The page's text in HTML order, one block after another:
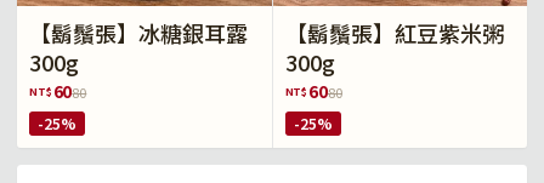
【鬍鬚張】冰糖銀耳露
300g
NT$ 6080
-25%
【鬍鬚張】紅豆紫米粥
300g
NT$ 6080
-25%